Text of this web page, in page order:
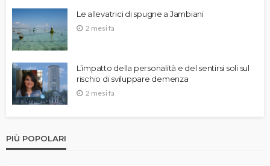
Le allevatrici di spugne a Jambiani
2 mesi fa
L’impatto della personalità e del sentirsi soli sul
rischio di sviluppare demenza
2 mesi fa
PIÙ POPOLARI